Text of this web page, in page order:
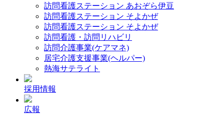
訪問看護ステーション あおぞら伊豆
訪問看護ステーション そよかぜ
訪問看護ステーション そよかぜ
訪問看護・訪問リハビリ
訪問介護事業(ケアマネ)
居宅介護支援事業(ヘルパー)
熱海サテライト
採用情報
広報